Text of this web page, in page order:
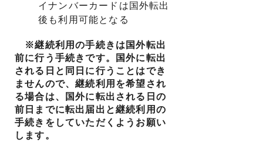
イナンバーカードは国外転出
後も利用可能となる
※継続利用の手続きは国外転出
前に行う手続きです。国外に転出
される日と同日に行うことはでき
ませんので、継続利用を希望され
る場合は、国外に転出される日の
前日までに転出届出と継続利用の
手続きをしていただくようお願い
します。